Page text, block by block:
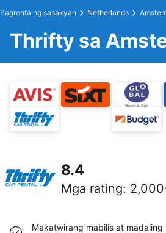
Pagrenta ng sasakyan Netherlands
Thrifty sa
8.4
Mga rating:
Makatwirang mabilis at